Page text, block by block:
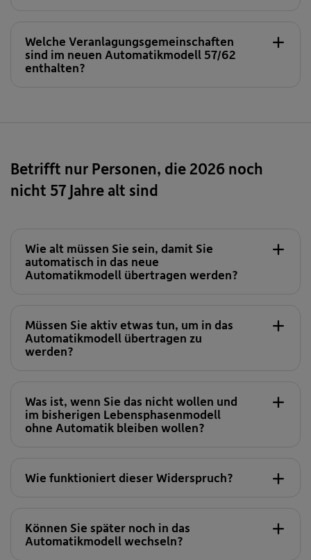
Automatik, welche aktiv ausgerichtet ist.
Die Wechsel erfolgen im
sicherheitsorientierteren Veranlagung,
durchgeführt.
Welche Veranlagungsgemeinschaften
sind im neuen Automatikmodell 57/62
enthalten?
Die ausgewogene VG 151 (gleich wie bisher)
Betrifft nur Personen, die 2026 noch
nicht 57 Jahre alt sind
Wie alt müssen Sie sein, damit Sie
automatisch in das neue
Automatikmodell übertragen werden?
Müssen Sie aktiv etwas tun, um in das
Automatikmodell übertragen zu
werden?
Was ist, wenn Sie das nicht wollen und
im bisherigen Lebensphasenmodell
ohne Automatik bleiben wollen?
Wie funktioniert dieser Widerspruch?
Können Sie später noch in das
Automatikmodell wechseln?